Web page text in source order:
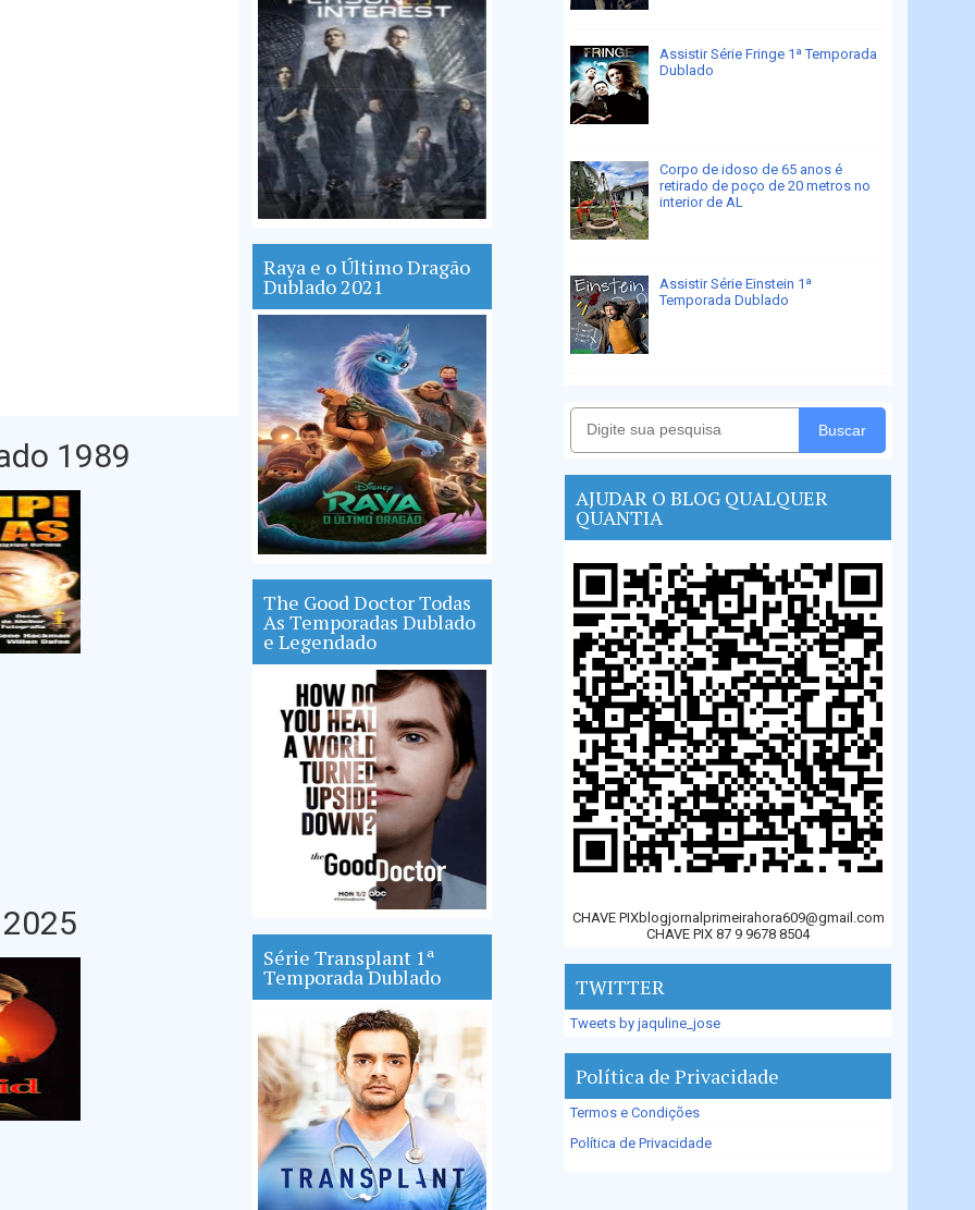
1989
Raya e o Último Dragão
Dublado 2021
The Good Doctor Todas
As Temporadas Dublado
e Legendado
Série Transplant 1ª
Temporada Dublado
Assistir Série Fringe 1ª Temporada
Dublado
Corpo de idoso de 65 anos é
retirado de poço de 20 metros no
interior de AL
Assistir Série Einstein 1ª
Temporada Dublado
Buscar
AJUDAR O BLOG QUALQUER
QUANTIA
CHAVE PIXblogjornalprimeirahora609@gmail.com
CHAVE PIX 87 9 9678 8504
TWITTER
Tweets by jaquline_jose
Política de Privacidade
Termos e Condições
Política de Privacidade